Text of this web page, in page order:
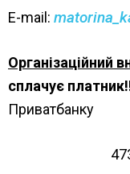
E-mail:
Організаційний
сплачує
Приватбанку